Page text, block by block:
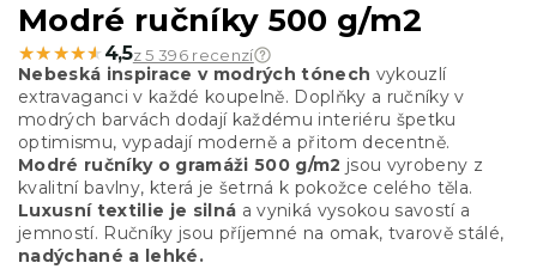
Modré ručníky 500 g/m2
★★★★★
★★★★★ 4,5z 5 396 recenzí
Nebeská inspirace v modrých tónech vykouzlí
extravaganci v každé koupelně. Doplňky a ručníky v
modrých barvách dodají každému interiéru špetku
optimismu, vypadají moderně a přitom decentně.
Modré ručníky o gramáži 500 g/m2 jsou vyrobeny z
kvalitní bavlny, která je šetrná k pokožce celého těla.
Luxusní textilie je silná a vyniká vysokou savostí a
jemností. Ručníky jsou příjemné na omak, tvarově stálé,
nadýchané a lehké.